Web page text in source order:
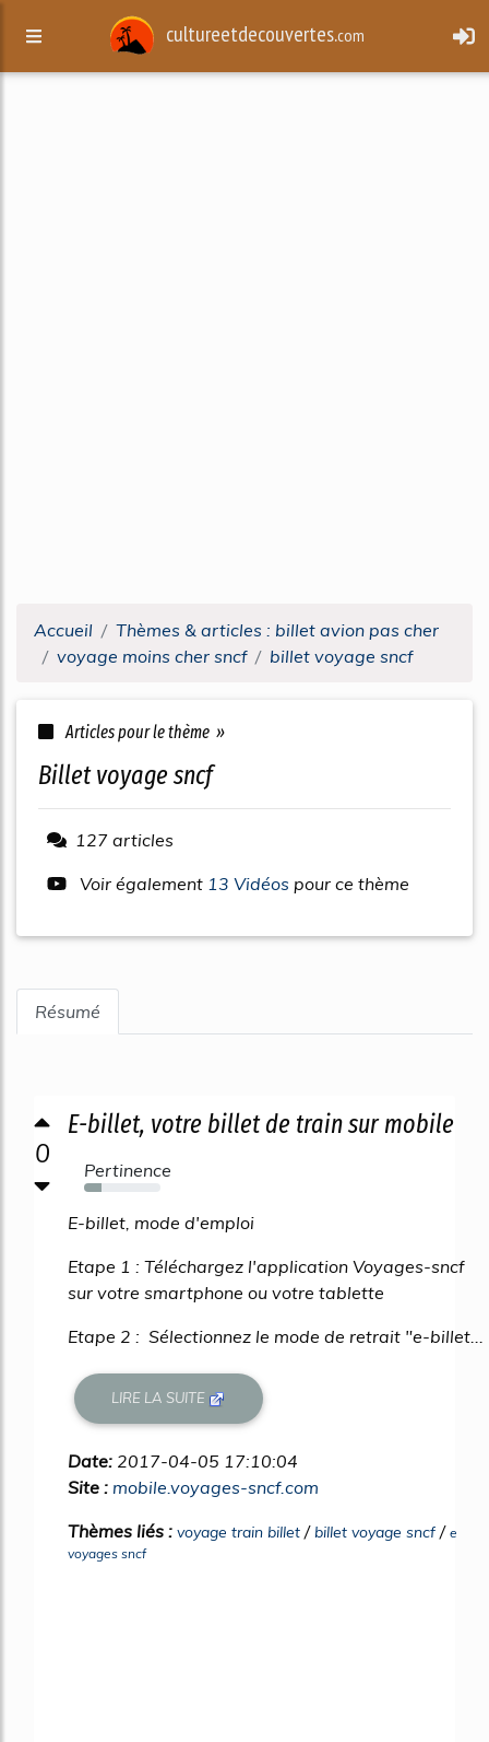
cultureetdecouvertes.com
Accueil
Thèmes & articles : billet avion pas cher
voyage moins cher sncf
billet voyage sncf
Articles pour le thème »
billet voyage sncf
127 articles
Voir également 13 Vidéos pour ce thème
Résumé
0
E-billet, votre billet de train sur mobile
Pertinence
23%
E-billet, mode d'emploi
Etape 1 : Téléchargez l'application Voyages-sncf
sur votre smartphone ou votre tablette
Etape 2 : Sélectionnez le mode de retrait "e-billet...
LIRE LA SUITE
Date: 2017-04-05 17:10:04
Site : mobile.voyages-sncf.com
Thèmes liés : voyage train billet /billet voyage sncf / e
voyages sncf